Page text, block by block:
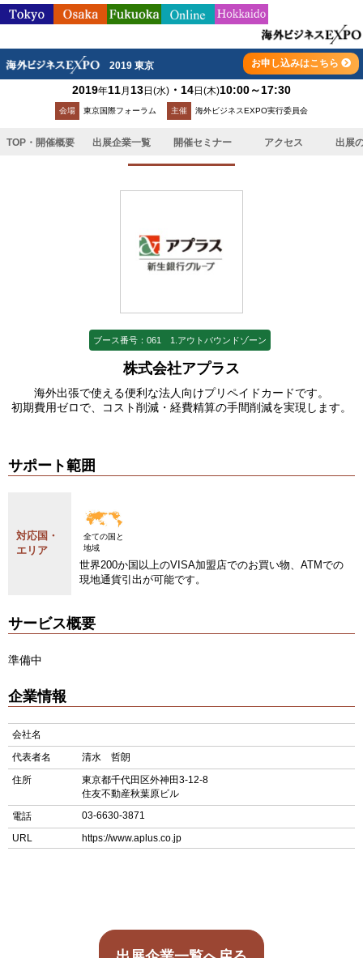
2019 東京 お申し込みはこちら
2019年11月 13日 (水) ・14日 (木)10:00～17:30
会場 東京国際フォーラム 主催 海外ビジネスEXPO実行委員会
TOP・開催概要 出展企業一覧 開催セミナー アクセス 出展
出展企業一覧> 株式会社アプラス
出展企業
ブース番号：061 1.アウトバウンドゾーン
株式会社アプラス
海外出張で使える便利な法人向けプリペイドカードです。
初期費用ゼロで、コスト削減・経費精算の手間削減を実現します。
サポート範囲
対応国・
エリア
全ての国と
地域
世界200か国以上のVISA加盟店でのお買い物、ATMでの
現地通貨引出が可能です。
サービス概要
準備中
企業情報
会社名
代表者名
清水 哲朗
住所
東京都千代田区外神田3-12-8
住友不動産秋葉原ビル
電話
03-6630-3871
URL
https://www.aplus.co.jp